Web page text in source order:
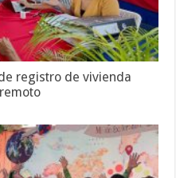
registro de vivienda